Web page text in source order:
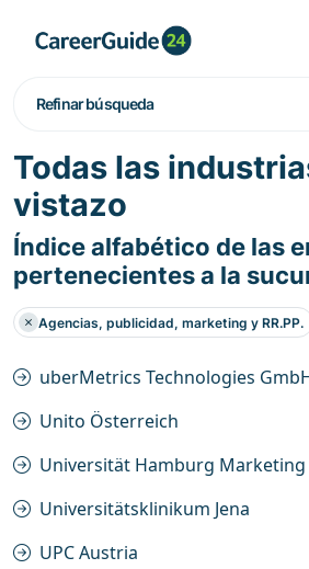
Refinar búsqueda
Todas las
vistazo
Índice alfabético de las
pertenecientes a la
Agencias, publicidad, marketing y RR.PP.
uberMetrics Technologies
Unito Österreich
Universität Hamburg Marketing
Universitätsklinikum Jena
UPC Austria